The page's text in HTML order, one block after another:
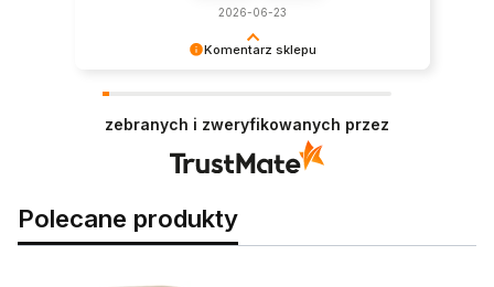
Komentarz sklepu
jak Ty. Z pozdrowieniami, obsługa sklepu.
2026-06-23
zebranych i zweryfikowanych przez
Polecane produkty